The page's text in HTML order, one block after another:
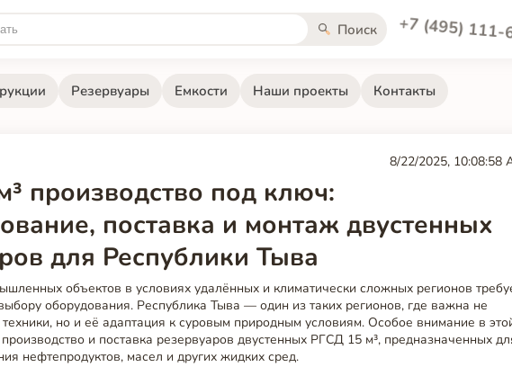
Поиск +7 (495) 111-
Резервуары Емкости Наши проекты Контакты
8/22/2025, 10:08:58
производство под ключ:
поставка и монтаж двустенных
для Республики Тыва
объектов в условиях удалённых и климатически сложных регионов
оборудования. Республика Тыва — один из таких регионов, где важна не
но и её адаптация к суровым природным условиям. Особое внимание в
и поставка резервуаров двустенных РГСД 15 м³, предназначенных
нефтепродуктов, масел и других жидких сред.